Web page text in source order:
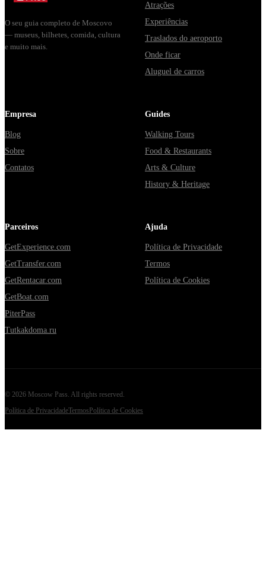
O seu guia completo de Moscovo
— museus, bilhetes, comida, cultura
e muito mais.
Atrações
Experiências
Traslados do aeroporto
Onde ficar
Aluguel de carros
Empresa
Blog
Sobre
Contatos
Guides
Walking Tours
Food & Restaurants
Arts & Culture
History & Heritage
Parceiros
GetExperience.com
GetTransfer.com
GetRentacar.com
GetBoat.com
PiterPass
Tutkakdoma.ru
Ajuda
Política de Privacidade
Termos
Política de Cookies
© 2026 Moscow Pass . All rights reserved.
Política de PrivacidadeTermosPolítica de Cookies